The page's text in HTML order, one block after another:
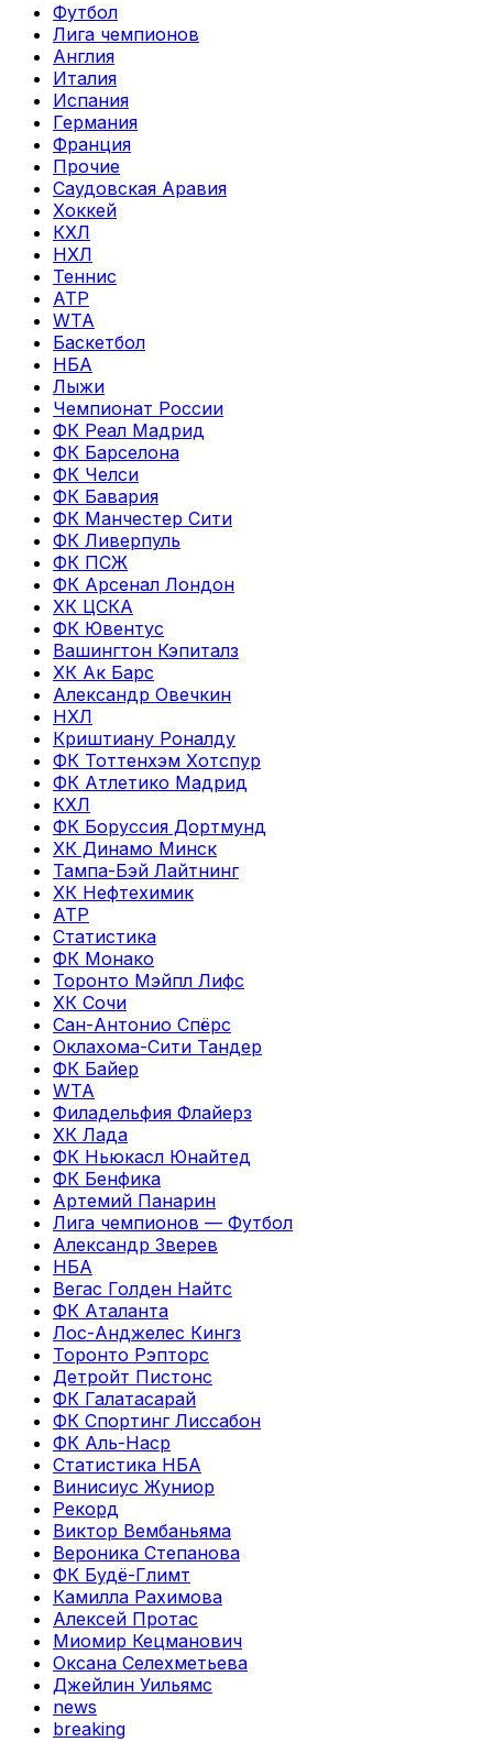
Футбол
Лига чемпионов
Англия
Италия
Испания
Германия
Франция
Прочие
Саудовская Аравия
Хоккей
КХЛ
НХЛ
Теннис
ATP
WTA
Баскетбол
НБА
Лыжи
Чемпионат России
ФК Реал Мадрид
ФК Барселона
ФК Челси
ФК Бавария
ФК Манчестер Сити
ФК Ливерпуль
ФК ПСЖ
ФК Арсенал Лондон
ХК ЦСКА
ФК Ювентус
Вашингтон Кэпиталз
ХК Ак Барс
Александр Овечкин
НХЛ
Криштиану Роналду
ФК Тоттенхэм Хотспур
ФК Атлетико Мадрид
КХЛ
ФК Боруссия Дортмунд
ХК Динамо Минск
Тампа-Бэй Лайтнинг
ХК Нефтехимик
ATP
Статистика
ФК Монако
Торонто Мэйпл Лифс
ХК Сочи
Сан-Антонио Спёрс
Оклахома-Сити Тандер
ФК Байер
WTA
Филадельфия Флайерз
ХК Лада
ФК Ньюкасл Юнайтед
ФК Бенфика
Артемий Панарин
Лига чемпионов — Футбол
Александр Зверев
НБА
Вегас Голден Найтс
ФК Аталанта
Лос-Анджелес Кингз
Торонто Рэпторс
Детройт Пистонс
ФК Галатасарай
ФК Спортинг Лиссабон
ФК Аль-Наср
Статистика НБА
Винисиус Жуниор
Рекорд
Виктор Вембаньяма
Вероника Степанова
ФК Будё-Глимт
Камилла Рахимова
Алексей Протас
Миомир Кецманович
Оксана Селехметьева
Джейлин Уильямс
news
breaking